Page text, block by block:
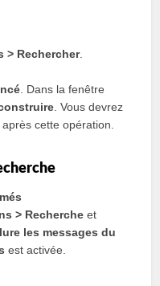
> Rechercher.
. Dans la fenêtre
. Vous devrez
cette opération.
> Recherche et
les messages du
est activée.